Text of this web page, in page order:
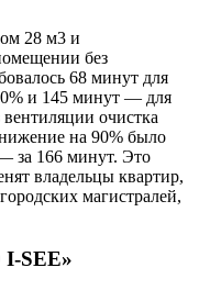
28 м3 и
без
68 минут для
и 145 минут — для
очистка
на 90% было
за 166 минут. Это
владельцы квартир,
магистралей,
I-SEE»